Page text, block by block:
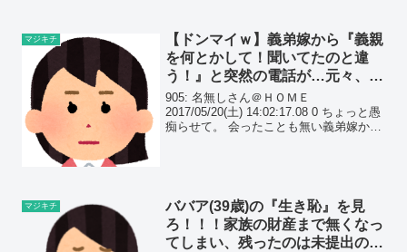
マジキチ
【ドンマイｗ】義弟嫁から『義親
を何とかして！聞いてたのと違
う！』と突然の電話が…元々、義
弟は愛玩子でマザコン、旦那は搾
取扱いだったのに…
905: 名無しさん＠ＨＯＭＥ
2017/05/20(土) 14:02:17.08 0 ちょっと愚
痴らせて。 会ったことも無い義弟嫁から
マジキチ
ババア(39歳)の『生き恥』を見
ろ！！！家族の財産まで無くなっ
てしまい、残ったのは未提出の離